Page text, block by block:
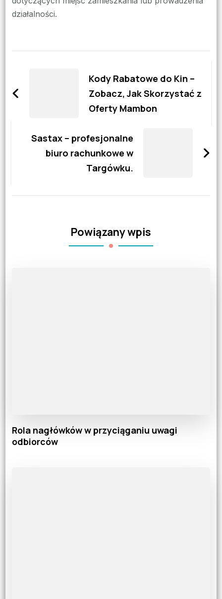
działalności.
Kody Rabatowe do Kin –
Zobacz, Jak Skorzystać z
Oferty Mambon
Sastax – profesjonalne
biuro rachunkowe w
Targówku.
Powiązany wpis
Rola nagłówków w przyciąganiu uwagi
odbiorców